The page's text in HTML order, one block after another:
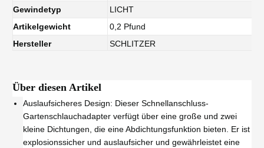
Gewindetyp
LICHT
Artikelgewicht
0,2 Pfund
Hersteller
SCHLITZER
Über diesen Artikel
Auslaufsicheres Design: Dieser Schnellanschluss-
Gartenschlauchadapter verfügt über eine große und zwei
kleine Dichtungen, die eine Abdichtungsfunktion bieten. Er ist
explosionssicher und auslaufsicher und gewährleistet eine